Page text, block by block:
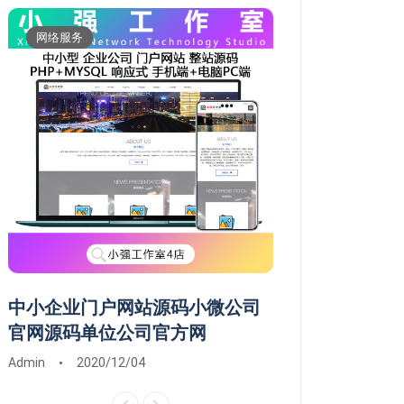
网络服务
中小企业门户网站源码小微公司
官网源码单位公司官方网
Admin 2020/12/04